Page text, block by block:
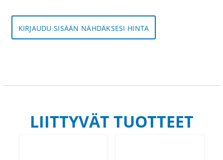
KIRJAUDU SISÄÄN NÄHDÄKSESI HINTA
LIITTYVÄT TUOTTEET